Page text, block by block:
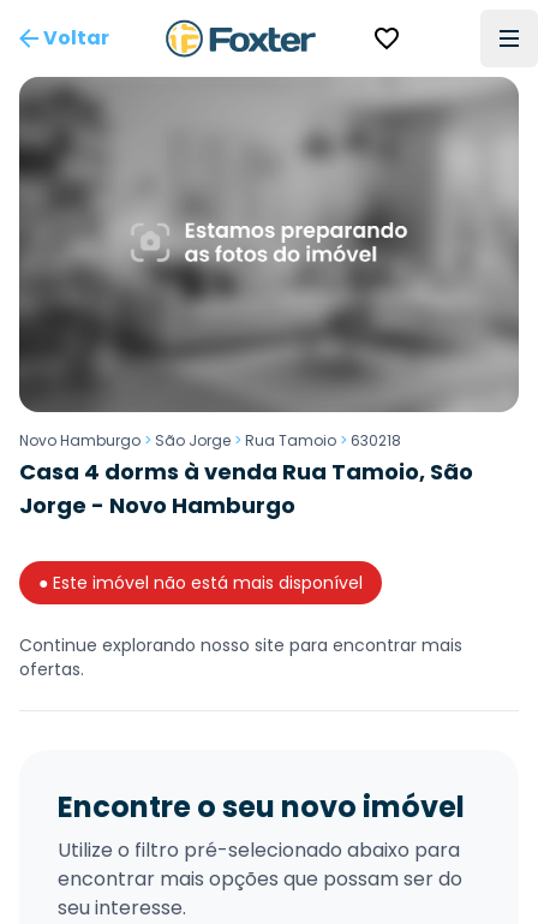
Voltar
Novo Hamburgo > São Jorge > Rua Tamoio > 630218
Casa 4 dorms à venda Rua Tamoio, São
Jorge - Novo Hamburgo
● Este imóvel não está mais disponível
Continue explorando nosso site para encontrar mais
ofertas.
Encontre o seu novo imóvel
Utilize o filtro pré-selecionado abaixo para
encontrar mais opções que possam ser do
seu interesse.